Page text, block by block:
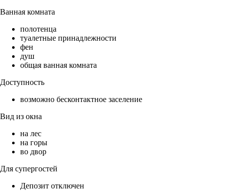
Ванная комната
полотенца
туалетные принадлежности
фен
душ
общая ванная комната
Доступность
возможно бесконтактное заселение
Вид из окна
на лес
на горы
во двор
Для супергостей
Депозит отключен